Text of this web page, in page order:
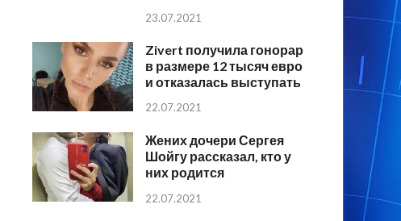
23.07.2021
Zivert получила гонорар
в размере 12 тысяч евро
и отказалась выступать
22.07.2021
Жених дочери Сергея
Шойгу рассказал, кто у
них родится
22.07.2021